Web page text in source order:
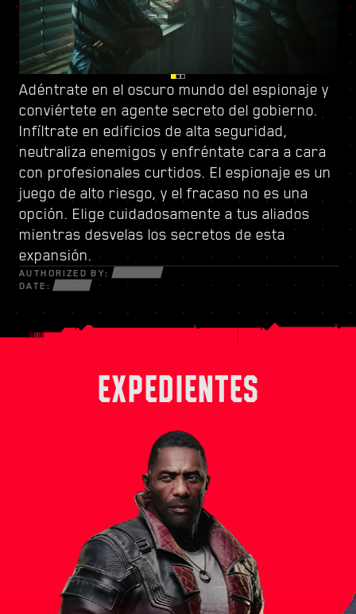
Adéntrate en el oscuro mundo del espionaje y
conviértete en agente secreto del gobierno.
Infíltrate en edificios de alta seguridad,
neutraliza enemigos y enfréntate cara a cara
con profesionales curtidos. El espionaje es un
juego de alto riesgo, y el fracaso no es una
opción. Elige cuidadosamente a tus aliados
mientras desvelas los secretos de esta
expansión.
AUTHORIZED BY:
DATE:
Vigila tus espaldas en Dogtown, una urbe en
ruinas dentro de otra urbe controlada por
una milicia de gatillo fácil. Sus derruidas
estructuras están repletas de secretos y
oportunidades para aquellos que estén
dispuestos a todo. Dentro de sus muros,
descubrirás encargos y misiones de alta
intensidad con más cosas en juego que nunca.
Sube el listón con
un nuevo árbol de habilidadesy conforma un
estilo de juego único. Usa todas las nuevas
armas y piezas de ciberware a tu disposición
para sobrevivir en un mundo fracturado de
estafadores desesperados, astutos
netrunners y mercenarios sin escrúpulos
dispuestos a todo por el dinero y el poder.
EXPEDIENTES